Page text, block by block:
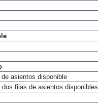
asientos disponible
filas de asientos disponibles